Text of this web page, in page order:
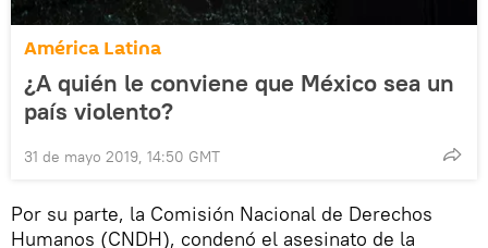
América Latina
¿A quién le conviene que México sea un
país violento?
31 de mayo 2019, 14:50 GMT
Por su parte, la Comisión Nacional de Derechos
Humanos (CNDH), condenó el asesinato de la